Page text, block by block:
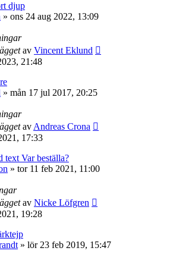
djup
» ons 24 aug 2022, 13:09
av Vincent Eklund
21:48
» mån 17 jul 2017, 20:25
av Andreas Crona
17:33
text Var beställa?
» tor 11 feb 2021, 11:00
av Nicke Löfgren
19:28
» lör 23 feb 2019, 15:47